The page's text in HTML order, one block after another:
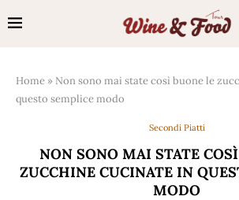
Home » Non sono mai state così buone le
questo semplice modo
Secondi Piatti
NON SONO MAI STATE
ZUCCHINE CUCINATE IN
MODO